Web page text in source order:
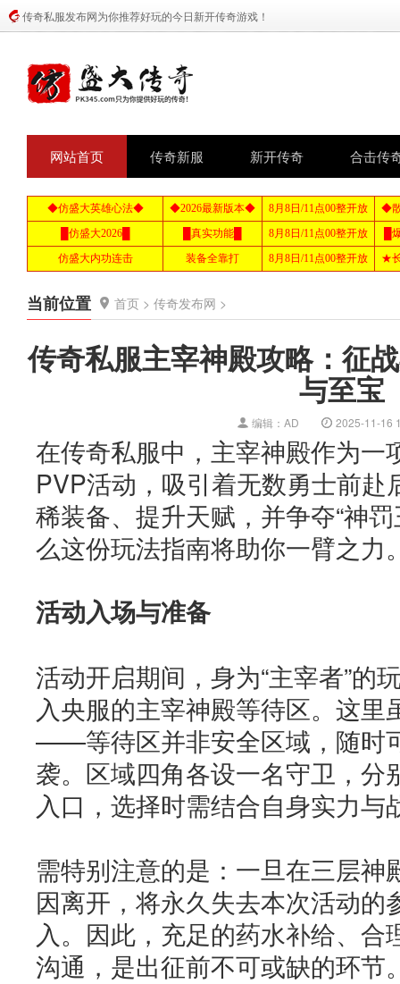
传奇私服发布网为你推荐好玩的今日新开传奇游戏！
网站首页 传奇新服 新开传奇 合击传
当前位置 首页 > 传奇发布网 >
传奇私服主宰神殿攻略：征
与至宝
编辑：AD 2025-11-16
在传奇私服中，主宰神殿作为一
PVP活动，吸引着无数勇士前赴
稀装备、提升天赋，并争夺“神
么这份玩法指南将助你一臂之力
活动入场与准备
活动开启期间，身为“主宰者”的
入央服的主宰神殿等待区。这里
——等待区并非安全区域，随时
袭。区域四角各设一名守卫，分
入口，选择时需结合自身实力与
需特别注意的是：一旦在三层神
因离开，将永久失去本次活动的
入。因此，充足的药水补给、合
沟通，是出征前不可或缺的环节